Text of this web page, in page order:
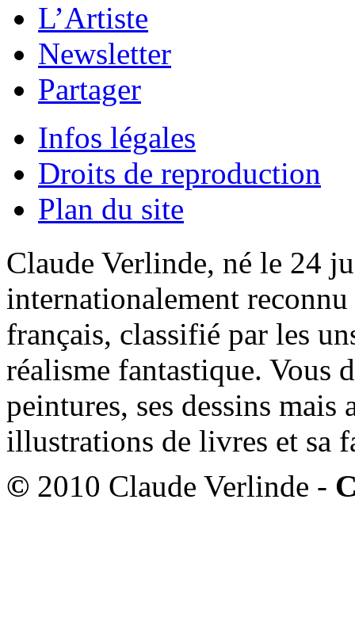
L’Artiste
Newsletter
Partager
Infos légales
Droits de reproduction
Plan du site
Claude Verlinde, né le 24
internationalement
français, classifié par les
réalisme fantastique. Vous
peintures, ses dessins mais
illustrations de livres et sa
© 2010 Claude Verlinde -